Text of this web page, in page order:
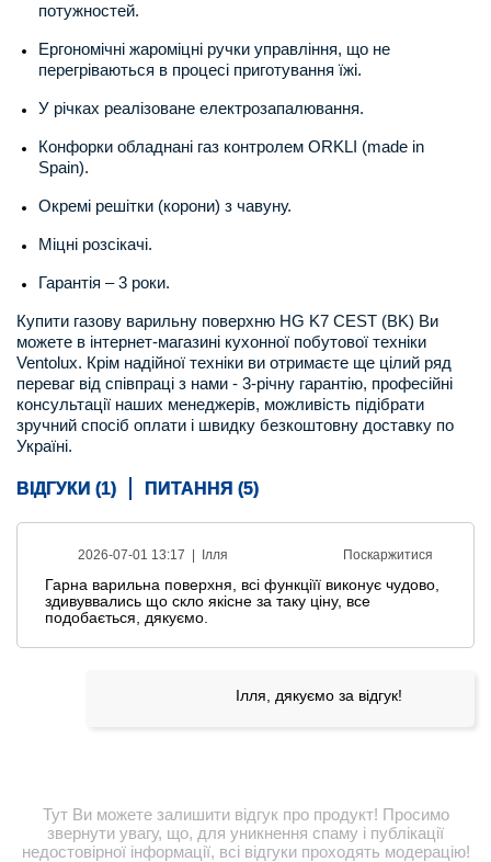
потужностей.
Ергономічні жароміцні ручки управління, що не
перегріваються в процесі приготування їжі.
У річках реалізоване електрозапалювання.
Конфорки обладнані газ контролем ORKLI (made in
Spain).
Окремі решітки (корони) з чавуну.
Міцні розсікачі.
Гарантія – 3 роки.
Купити газову варильну поверхню HG K7 CEST (BK) Ви
можете в інтернет-магазині кухонної побутової техніки
Ventolux. Крім надійної техніки ви отримаєте ще цілий ряд
переваг від співпраці з нами - 3-річну гарантію, професійні
консультації наших менеджерів, можливість підібрати
зручний спосіб оплати і швидку безкоштовну доставку по
Україні.
ВІДГУКИ (1) ПИТАННЯ (5)
2026-07-01 13:17 | Ілля Поскаржитися
Гарна варильна поверхня, всі функціїї виконує чудово,
здивуввались що скло якісне за таку ціну, все
подобається, дякуємо.
Ілля, дякуємо за відгук!
Тут Ви можете залишити відгук про продукт! Просимо
звернути увагу, що, для уникнення спаму і публікації
недостовірної інформації, всі відгуки проходять модерацію!